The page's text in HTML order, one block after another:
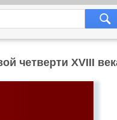
четверти XVIII